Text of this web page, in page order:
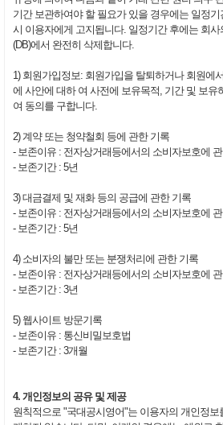
기간 보관하여야 할 필요가 있을 경우에는 일정
시 이용자에게 고지됩니다. 일정기간 후에는 회
(DB)에서 완전히 삭제합니다.
1) 회원가입정보: 회원가입을 탈퇴하거나 회원에
에 사안에 대하 여 사전에 보유목적, 기간 및 보유
여 동의를 구합니다.
2) 계약 또는 청약철회 등에 관한 기록
- 보존이유 : 전자상거래등에서의 소비자보호에
- 보존기간 : 5년
3) 대금결제 및 재화 등의 공급에 관한 기록
- 보존이유 : 전자상거래등에서의 소비자보호에
- 보존기간 : 5년
4) 소비자의 불만 또는 분쟁처리에 관한 기록
- 보존이유 : 전자상거래등에서의 소비자보호에
- 보존기간 : 3년
5) 웹사이트 방문기록
- 보존이유 : 통신비밀보호법
- 보존기간 : 3개월
4. 개인정보의 공유 및 제공
원칙적으로 "국대공시영어"는 이용자의 개인정